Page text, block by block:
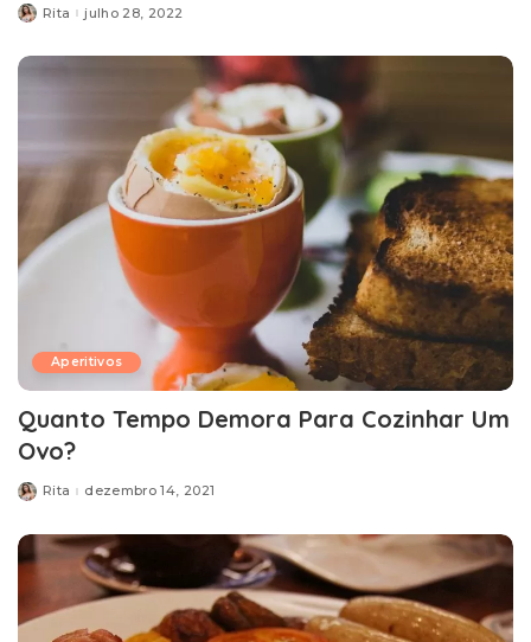
Posted
Rita julho 28, 2022
Aperitivos
Quanto Tempo Demora Para Cozinhar Um
Ovo?
Posted
Rita dezembro 14, 2021